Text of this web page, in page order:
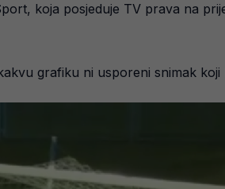
koja posjeduje TV prava na
grafiku ni usporeni snimak